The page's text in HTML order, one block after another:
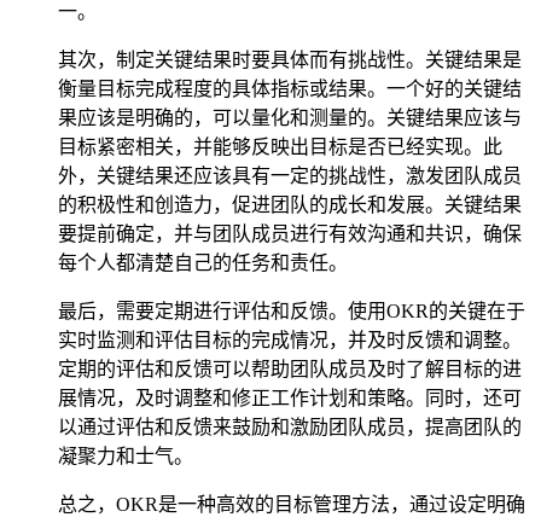
一。
其次，制定关键结果时要具体而有挑战性。关键结果是
衡量目标完成程度的具体指标或结果。一个好的关键结
果应该是明确的，可以量化和测量的。关键结果应该与
目标紧密相关，并能够反映出目标是否已经实现。此
外，关键结果还应该具有一定的挑战性，激发团队成员
的积极性和创造力，促进团队的成长和发展。关键结果
要提前确定，并与团队成员进行有效沟通和共识，确保
每个人都清楚自己的任务和责任。
最后，需要定期进行评估和反馈。使用OKR的关键在于
实时监测和评估目标的完成情况，并及时反馈和调整。
定期的评估和反馈可以帮助团队成员及时了解目标的进
展情况，及时调整和修正工作计划和策略。同时，还可
以通过评估和反馈来鼓励和激励团队成员，提高团队的
凝聚力和士气。
总之，OKR是一种高效的目标管理方法，通过设定明确